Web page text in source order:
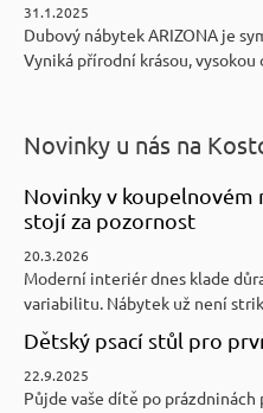
31.1.2025
Dubový nábytek ARIZONA je
Vyniká přírodní krásou, vysokou
Novinky u nás na
Novinky v koupelnovém
stojí za pozornost
20.3.2026
Moderní interiér dnes klade
variabilitu. Nábytek už není
Dětský psací stůl pro
22.9.2025
Půjde vaše dítě po prázdninách